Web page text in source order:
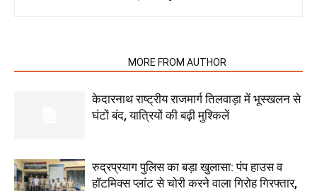
MORE FROM AUTHOR
केदारनाथ राष्ट्रीय राजमार्ग तिलवाड़ा में भूस्खलन से
घंटों बंद, यात्रियों की बढ़ी मुश्किलें
रुद्रप्रयाग पुलिस का बड़ा खुलासा: पंप हाउस व
हॉटमिक्स प्लांट से चोरी करने वाला गिरोह गिरफ्तार,